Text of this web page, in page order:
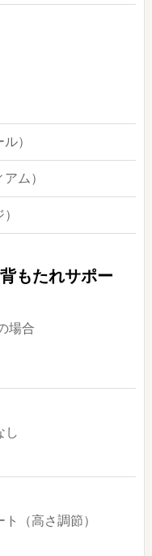
）
ム）
もたれサポー
場合
し
（高さ調節）